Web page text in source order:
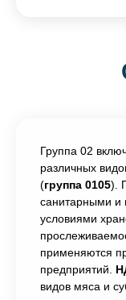
Группа 02
различных
(группа 0105).
санитарными и
условиями
применяются
предприятий.
видов мяса и